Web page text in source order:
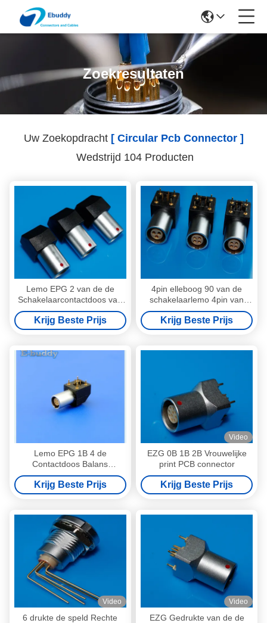
Zoekresultaten
Uw Zoekopdracht [ Circular Pcb Connector ]
Wedstrijd 104 Producten
Lemo EPG 2 van de de
Schakelaarcontactdoos van
Speldpcb van de de Rechte
hoek Gedrukte Kring de
Raadsschakelaar 90 Graad
Krijg Beste Prijs
4pin elleboog 90 van de
schakelaarlemo 4pin van
graadpcb grootte van de de
kringsschakelaar EPG
0B/1B/2B/3B de compatibele
Krijg Beste Prijs
Lemo EPG 1B 4 de
Contactdoos Balans
Cirkelschakelaar van
Speldpcb voor Comité het
Opzettende Gebruiken
Krijg Beste Prijs
Video
EZG 0B 1B 2B Vrouwelijke
print PCB connector
Krijg Beste Prijs
Video
6 drukte de speld Rechte
Video
EZG Gedrukte van de de